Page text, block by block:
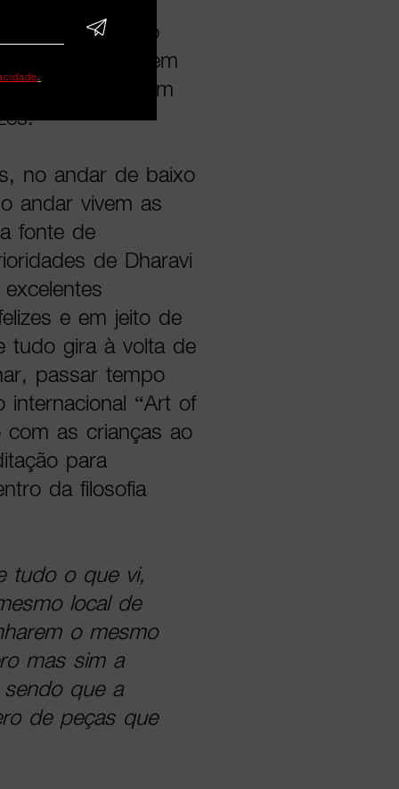
casa de banho
2006), vivem em
inteiras mas tem
no andar de baixo
andar vivem as
fonte de
de Dharavi
e em jeito de
tudo gira à volta de
passar tempo
internacional “Art of
com as crianças ao
para
da filosofia
tudo o que vi,
local de
o mesmo
mas sim a
que a
de peças que
.